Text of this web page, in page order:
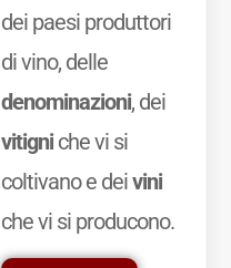
dei paesi produttori
di vino, delle
denominazioni, dei
vitigniche vi si
coltivano e deivini
che vi si producono.